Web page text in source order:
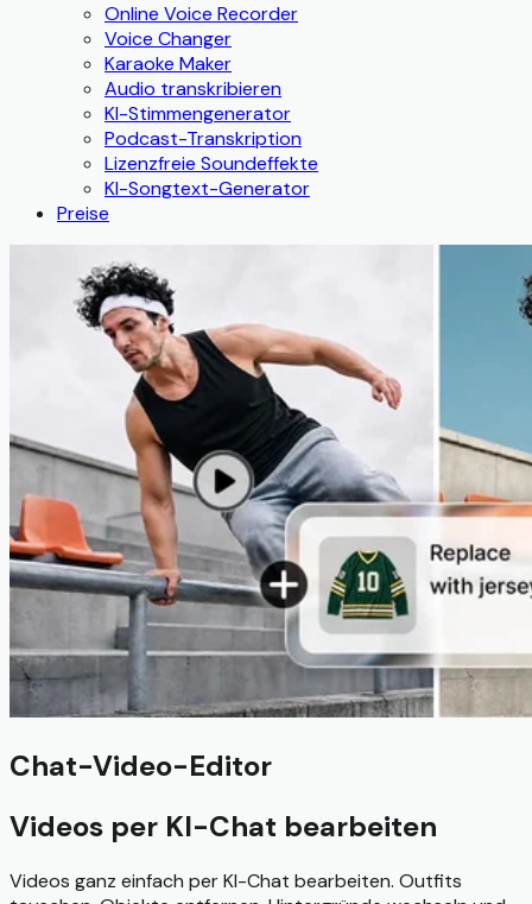
Online Voice Recorder
Voice Changer
Karaoke Maker
Audio transkribieren
KI-Stimmengenerator
Podcast-Transkription
Lizenzfreie Soundeffekte
KI-Songtext-Generator
Preise
Chat-Video-Editor
Videos per KI-Chat bearbeiten
Videos ganz einfach per KI-Chat bearbeiten. Outfits